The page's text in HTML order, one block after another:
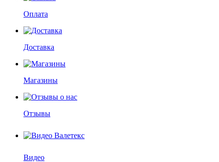
Оплата
Доставка
Магазины
Отзывы
Видео